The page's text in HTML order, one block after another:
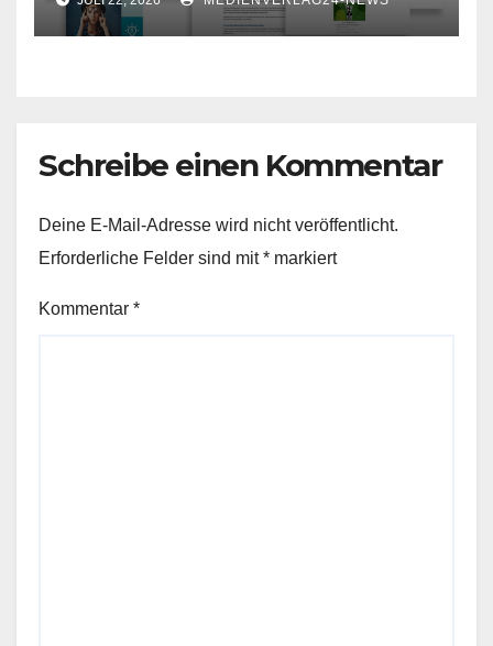
Schreibe einen Kommentar
Deine E-Mail-Adresse wird nicht veröffentlicht.
Erforderliche Felder sind mit* markiert
Kommentar *